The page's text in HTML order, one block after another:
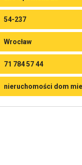
54-237
Wrocław
71 784 57 44
nieruchomości dom